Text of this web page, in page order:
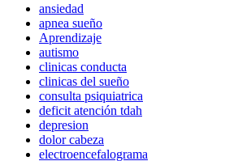
ansiedad
apnea sueño
Aprendizaje
autismo
clinicas conducta
clinicas del sueño
consulta psiquiatrica
deficit atención tdah
depresion
dolor cabeza
electroencefalograma